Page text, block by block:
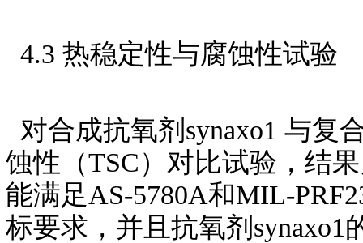
4.3 热稳定性与腐蚀性试验
对合成抗氧剂synaxo1 与复
蚀性（TSC）对比试验，结
能满足AS-5780A和MIL-
标要求，并且抗氧剂